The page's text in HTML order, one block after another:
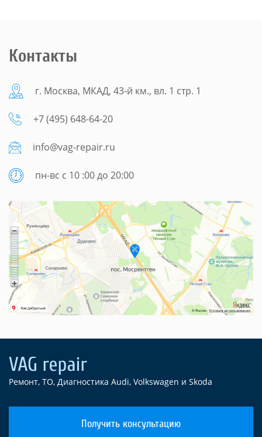
Контакты
г. Москва, МКАД, 43-й км., вл. 1 стр. 1
+7 (495) 648-64-20
info@vag-repair.ru
пн-вс с 10 :00 до 20:00
Ремонт, ТО, Диагностика Audi, Volkswagen и Skoda
Получить консультацию